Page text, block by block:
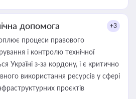
допомога +3
процеси правового
і контролю технічної
Україні з-за кордону, і є критично
використання ресурсів у сфері
проєктів